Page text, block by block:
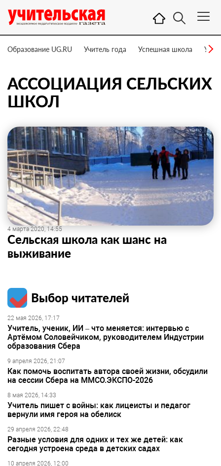
Образование UG.RU Учитель года Успешная школа
АССОЦИАЦИЯ СЕЛЬСКИХ
ШКОЛ
4 марта 2020, 14:55
Сельская школа как шанс на
выживание
Выбор читателей
22 мая 2026, 17:17
Учитель, ученик, ИИ – что меняется: интервью с
Артёмом Соловейчиком, руководителем Индустрии
образования Сбера
9 апреля 2026, 21:07
Как помочь воспитать автора своей жизни, обсудили
на сессии Сбера на ММСО.ЭКСПО-2026
8 мая 2026, 14:33
Учитель пишет с войны: как лицеисты и педагог
вернули имя героя на обелиск
29 апреля 2026, 22:48
Разные условия для одних и тех же детей: как
сегодня устроена среда в детских садах
10 апреля 2026, 12:00